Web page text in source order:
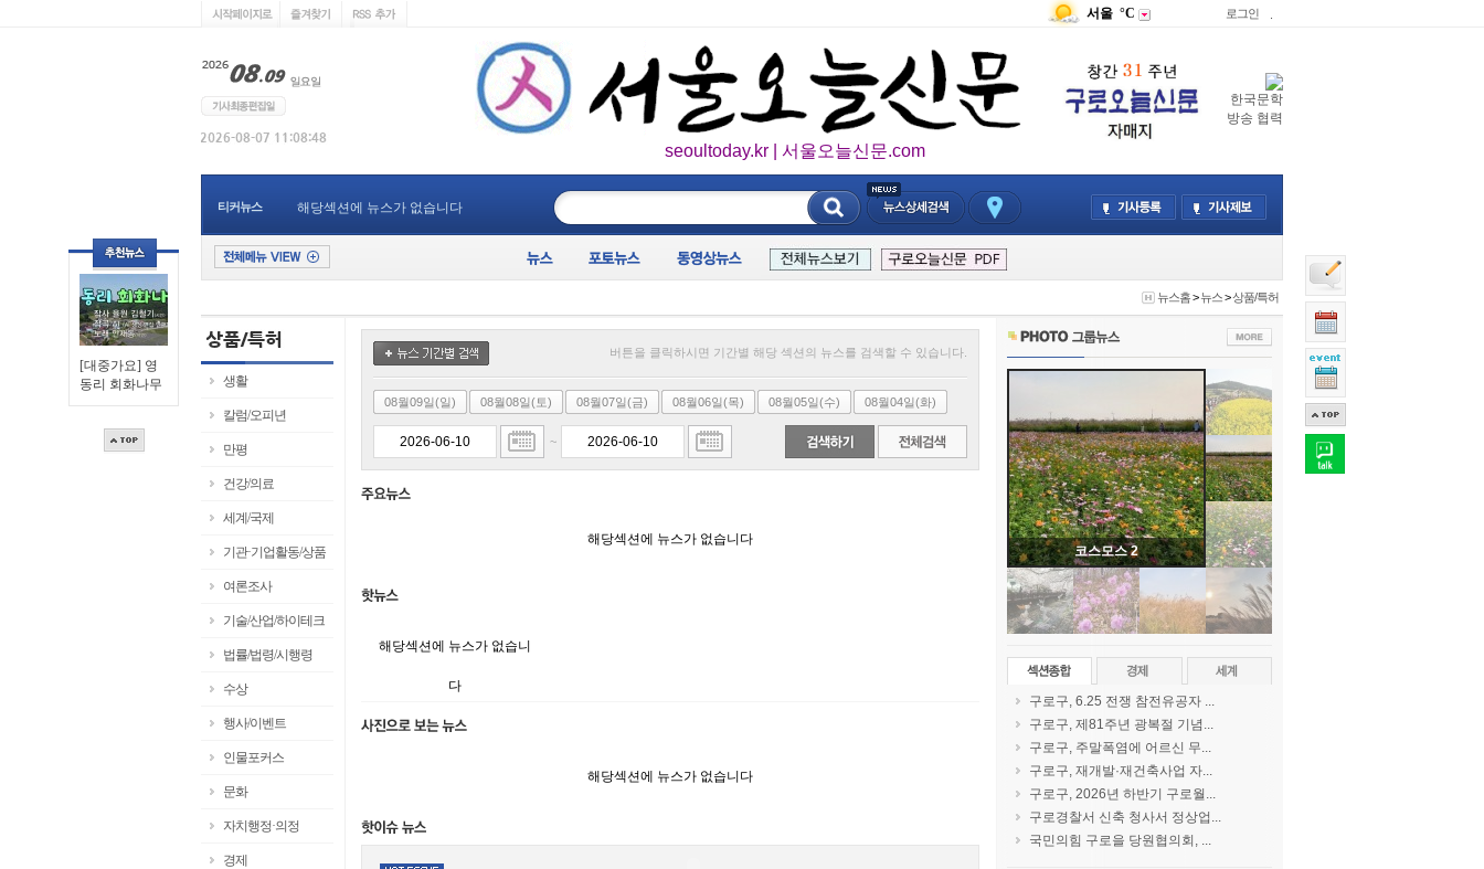
[대중가요] 영
동리 회화나무
서울 °C 로그인
seoultoday.kr | 서울오늘신문.com
한국문학
방송 협력
티커뉴스 해당섹션에 뉴스가 없습니다
뉴스홈>뉴스>상품/특허
생활
칼럼/오피년
만평
건강/의료
세계/국제
기관·기업활동/상품
여론조사
기술/산업/하이테크
법률/법령/시행령
수상
행사/이벤트
인물포커스
문화
자치행정·의정
경제
버튼을 클릭하시면 기간별 해당 섹션의 뉴스를 검색할 수 있습니다.
08월09일(일) 08월08일(토) 08월07일(금) 08월06일(목) 08월05일(수) 08월04일(화)
~
해당섹션에 뉴스가 없습니다
해당섹션에 뉴스가 없습니
다
해당섹션에 뉴스가 없습니다
코스모스 2
구로구, 6.25 전쟁 참전유공자 ...
구로구, 제81주년 광복절 기념...
구로구, 주말폭염에 어르신 무...
구로구, 재개발·재건축사업 자...
구로구, 2026년 하반기 구로월...
구로경찰서 신축 청사서 정상업...
국민의힘 구로을 당원협의회, ...